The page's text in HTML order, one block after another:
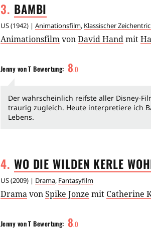
3. BAMBI
US(1942) | Animationsfilm, Klassischer
AnimationsfilmvonDavid Handmit
Jenny von T Bewertung: 8.0
Der wahrscheinlich reifste aller Disney-
traurig zugleich. Heute interpretiere ich
Lebens.
4. WO DIE WILDEN KERLE
US(2009) | Drama, Fantasyfilm
DramavonSpike Jonze mit Catherine
Jenny von T Bewertung: 8.0